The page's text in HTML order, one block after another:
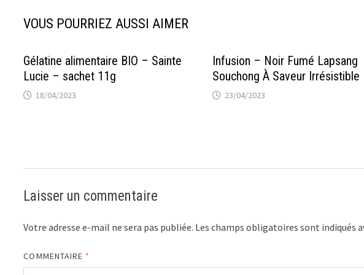
VOUS POURRIEZ AUSSI AIMER
Gélatine alimentaire BIO – Sainte
Lucie – sachet 11g
18/04/2023
Infusion – Noir Fumé Lapsang
Souchong À Saveur Irrésistible
23/04/2023
Laisser un commentaire
Votre adresse e-mail ne sera pas publiée. Les champs obligatoires sont indiqués
COMMENTAIRE *